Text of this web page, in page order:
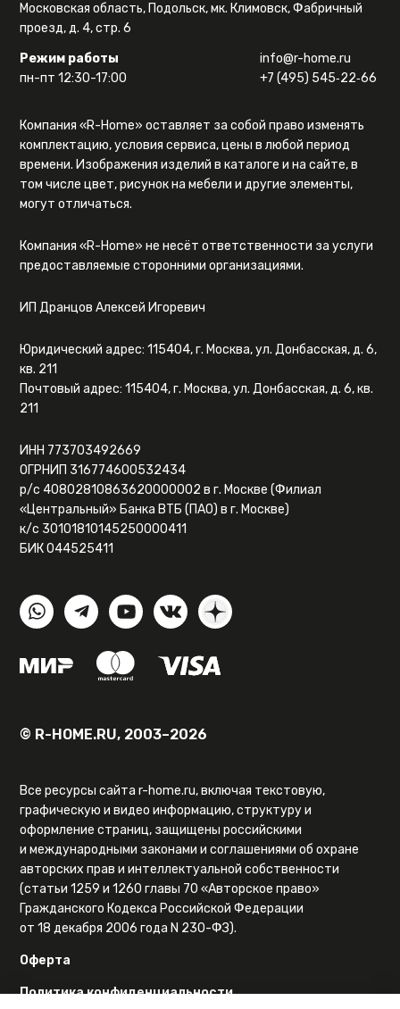
Московская область, Подольск, мк. Климовск, Фабричный
проезд, д. 4, стр. 6
Режим работы
пн-пт 12:30-17:00
info@r-home.ru
+7 (495) 545‑22‑66
Компания «R-Home» оставляет за собой право изменять
комплектацию, условия сервиса, цены в любой период
времени. Изображения изделий в каталоге и на сайте, в
том числе цвет, рисунок на мебели и другие элементы,
могут отличаться.
Компания «R-Home» не несёт ответственности за услуги
предоставляемые сторонними организациями.
ИП Дранцов Алексей Игоревич
Юридический адрес: 115404, г. Москва, ул. Донбасская, д. 6,
кв. 211
Почтовый адрес: 115404, г. Москва, ул. Донбасская, д. 6, кв.
211
ИНН 773703492669
ОГРНИП 316774600532434
р/с 40802810863620000002 в г. Москве (Филиал
«Центральный» Банка ВТБ (ПАО) в г. Москве)
к/с 30101810145250000411
БИК 044525411
© R-HOME.RU, 2003–2026
Все ресурсы сайта r-home.ru, включая текстовую,
графическую и видео информацию, структуру и
оформление страниц, защищены российскими
и международными законами и соглашениями об охране
авторских прав и интеллектуальной собственности
(статьи 1259 и 1260 главы 70 «Авторское право»
Гражданского Кодекса Российской Федерации
от 18 декабря 2006 года N 230-ФЗ).
Оферта
Политика конфиденциальности